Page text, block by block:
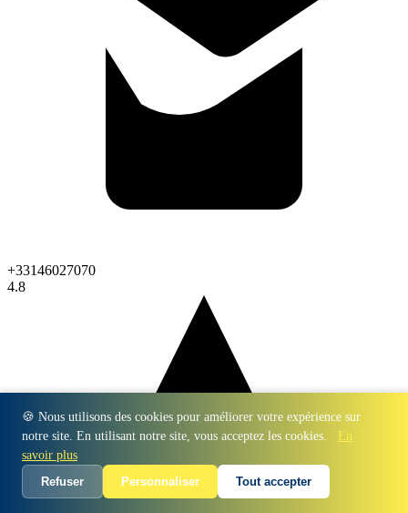
🍪 Nous utilisons des cookies pour améliorer votre expérience sur
notre site. En utilisant notre site, vous acceptez les cookies.
En
savoir plus
Refuser
Personnaliser Tout accepter
+33146027070
4.8